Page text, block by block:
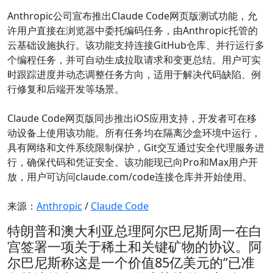
Anthropic公司宣布推出Claude Code网页版测试功能，允
许用户直接在浏览器中委托编码任务，由Anthropic托管的
云基础设施执行。该功能支持连接GitHub仓库、并行运行多
个编程任务，并可自动生成拉取请求和变更总结。用户可实
时跟踪进度并动态调整任务方向，适用于解决代码缺陷、例
行修复和后端开发等场景。
Claude Code网页版同步推出iOS应用支持，开发者可在移
动设备上使用该功能。所有任务均在隔离沙盒环境中运行，
具有网络和文件系统限制保护，Git交互通过安全代理服务进
行，确保代码和凭证安全。该功能现已向Pro和Max用户开
放，用户可访问claude.com/code连接仓库并开始使用。
来源： Anthropic / Claude Code
特朗普和澳大利亚总理阿尔巴尼斯周一在白
宫签署一项关于稀土和关键矿物的协议。阿
尔巴尼斯称这是一个价值85亿美元的“已准